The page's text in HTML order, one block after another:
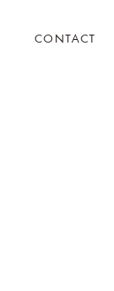
CONTACT